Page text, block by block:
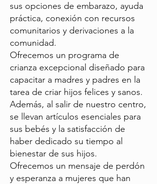
sus opciones de embarazo, ayuda
práctica, conexión con recursos
comunitarios y derivaciones a la
comunidad.
Ofrecemos un programa de
crianza excepcional diseñado para
capacitar a madres y padres en la
tarea de criar hijos felices y sanos.
Además, al salir de nuestro centro,
se llevan artículos esenciales para
sus bebés y la satisfacción de
haber dedicado su tiempo al
bienestar de sus hijos.
Ofrecemos un mensaje de perdón
y esperanza a mujeres que han